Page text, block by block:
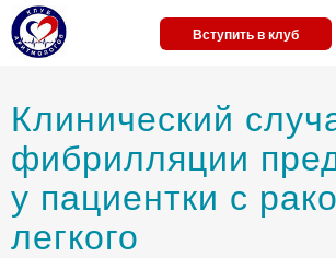
Вступить в клуб
Клинический
фибрилляции
у пациентки с
легкого